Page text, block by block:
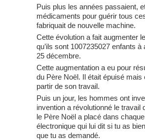
Puis plus les années passaient,
médicaments pour guérir tous
fabriquait de nouvelle machine.
Cette évolution a fait augmenter
qu’ils sont 1007235027 enfants
25 décembre.
Cette augmentation a eu pour
du Père Noël. Il était épuisé mais
partir de son travail.
Puis un jour, les hommes ont
invention a révolutionné le travail
le Père Noël a placé dans
électronique qui lui dit si tu as
que tu as demandé.